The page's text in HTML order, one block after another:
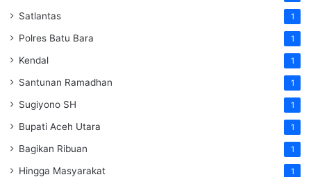
Satlantas 1
Polres Batu Bara 1
Kendal 1
Santunan Ramadhan 1
Sugiyono SH 1
Bupati Aceh Utara 1
Bagikan Ribuan 1
Hingga Masyarakat 1